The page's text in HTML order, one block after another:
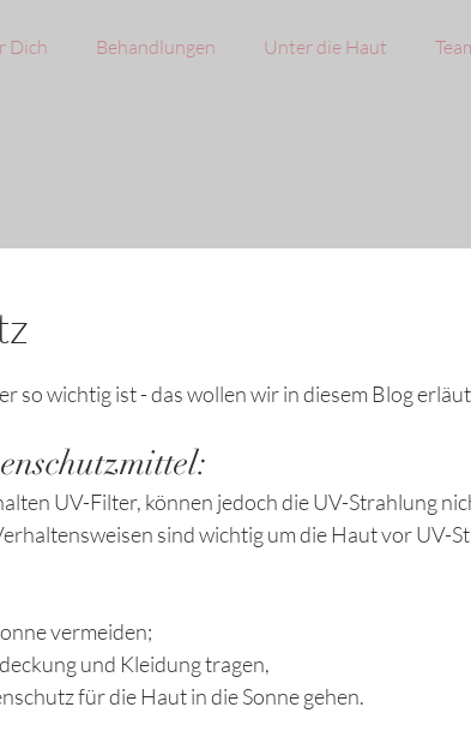
Dich Behandlungen Unter die Haut
so wichtig ist - das wollen wir in diesem Blog
UV-Filter, können jedoch die UV-Strahlung
sind wichtig um die Haut vor UV-
vermeiden;
und Kleidung tragen,
für die Haut in die Sonne gehen.